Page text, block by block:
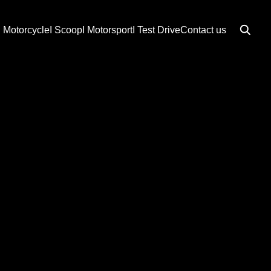
I Motorcycle I Scoop I MotorsportI Test DriveContact us